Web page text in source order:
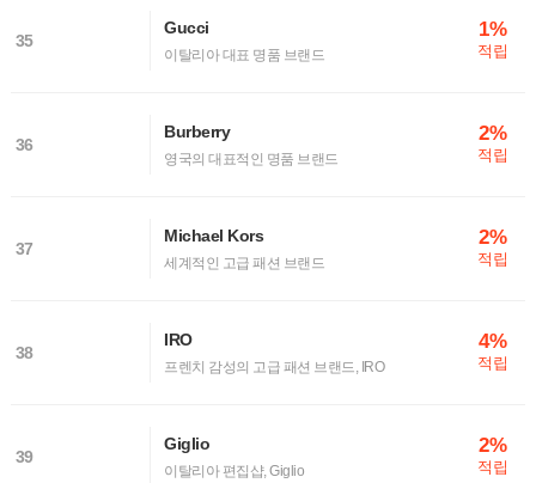
35
Gucci 1%
적립
이탈리아 대표 명품 브랜드
36
Burberry 2%
적립
영국의 대표적인 명품 브랜드
37
Michael Kors 2%
적립
세계적인 고급 패션 브랜드
38
IRO 4%
적립
프렌치 감성의 고급 패션 브랜드, IRO
39
Giglio 2%
적립
이탈리아 편집샵, Giglio